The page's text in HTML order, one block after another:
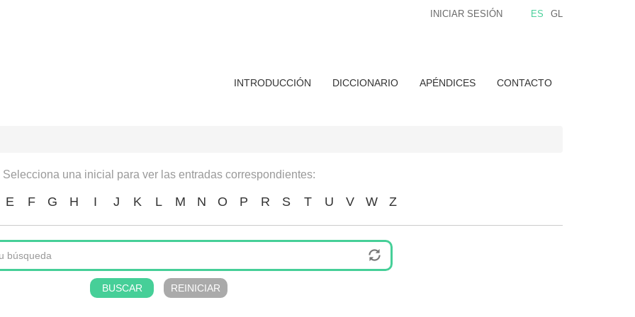
ES GL
INICIAR SESIÓN
INTRODUCCIÓN DICCIONARIO APÉNDICES CONTACTO
Selecciona una inicial para ver las entradas correspondientes:
E F G H I J K L M N O P R S T U V W Z